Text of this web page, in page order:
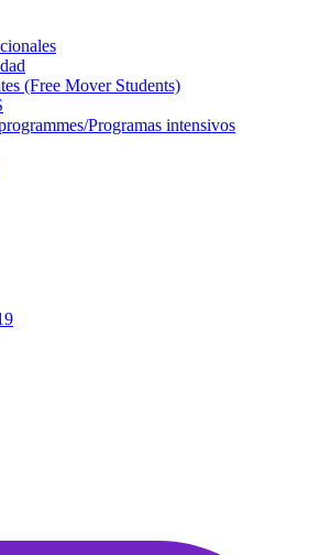
(Free Mover Students)
Programas intensivos